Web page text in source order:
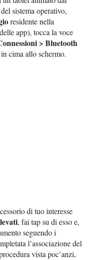
del sistema operativo,
residente nella
app), tocca la voce
> Bluetooth
cima allo schermo.
di tuo interesse
, fai tap su di esso e,
seguendo i
l’associazione del
vista poc’anzi,